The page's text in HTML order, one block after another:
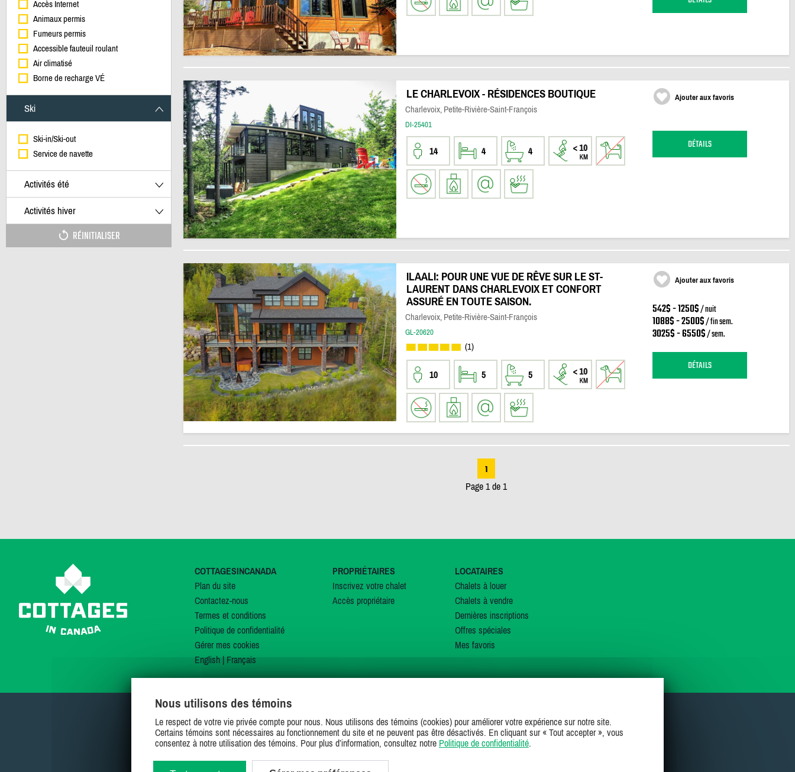
Accès Internet
Animaux permis
Fumeurs permis
Accessible fauteuil roulant
Air climatisé
Borne de recharge VÉ
Ski
Ski-in/Ski-out
Service de navette
Activités été
Activités hiver
RÉINITIALISER
LE CHARLEVOIX - RÉSIDENCES BOUTIQUE
Charlevoix, Petite-Rivière-Saint-François
DI-25401
14 4 4
Ajouter aux favoris
DÉTAILS
ILAALI: POUR UNE VUE DE RÊVE SUR LE ST-
LAURENT DANS CHARLEVOIX ET CONFORT
ASSURÉ EN TOUTE SAISON.
Charlevoix, Petite-Rivière-Saint-François
GL-20620
(1)
10 5 5
Ajouter aux favoris
542$ - 1250$/ nuit
1088$ - 2500$/ fin sem.
3025$ - 6550$/ sem.
DÉTAILS
1
Page 1 de 1
COTTAGESINCANADA
Plan du site
Contactez-nous
Termes et conditions
Politique de confidentialité
Gérer mes cookies
English| Français
PROPRIÉTAIRES
Inscrivez votre chalet
Accès propriétaire
LOCATAIRES
Chalets à louer
Chalets à vendre
Dernières inscriptions
Offres spéciales
Mes favoris
SUIVEZ-NOUS SUR
Nous utilisons des témoins
Le respect de votre vie privée compte pour nous. Nous utilisons des témoins (cookies) pour améliorer votre expérience sur notre site.
Certains témoins sont nécessaires au fonctionnement du site et ne peuvent pas être désactivés. En cliquant sur « Tout accepter », vous
consentez à notre utilisation des témoins. Pour plus d’information, consultez notre Politique de confidentialité.